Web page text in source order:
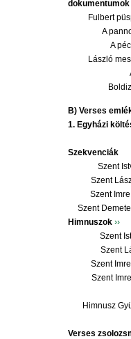
dokumentumok
Fulbert
A
A
László
B) Verses
1. Egyházi
Szekvenciák
Szent
Szent
Szent
Szent
Himnuszok ››
Szent
Szent
Szent
Szent
Himnusz
Verses